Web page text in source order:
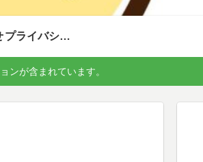
プライバシーポリシー
ンが含まれています。